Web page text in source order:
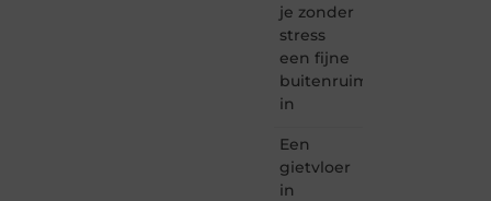
je zonder
stress
een fijne
buitenruimte
in
Een
gietvloer
in